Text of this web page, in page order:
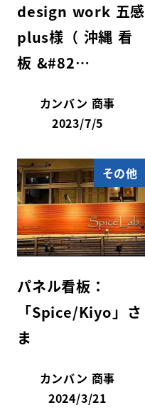
design work 五感
plus様（ 沖縄 看
板 &#82…
カンバン 商事
2023/7/5
その他
パネル看板：
「Spice/Kiyo」さ
ま
カンバン 商事
2024/3/21